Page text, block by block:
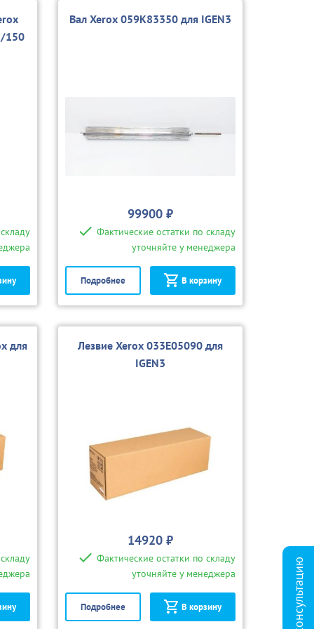
150
Вал Xerox 059K83350 для IGEN3
99900 ₽
Фактические остатки по складу
уточняйте у менеджера
Подробнее В корзину
для
Лезвие Xerox 033E05090 для
IGEN3
14920 ₽
Фактические остатки по складу
уточняйте у менеджера
Подробнее В корзину